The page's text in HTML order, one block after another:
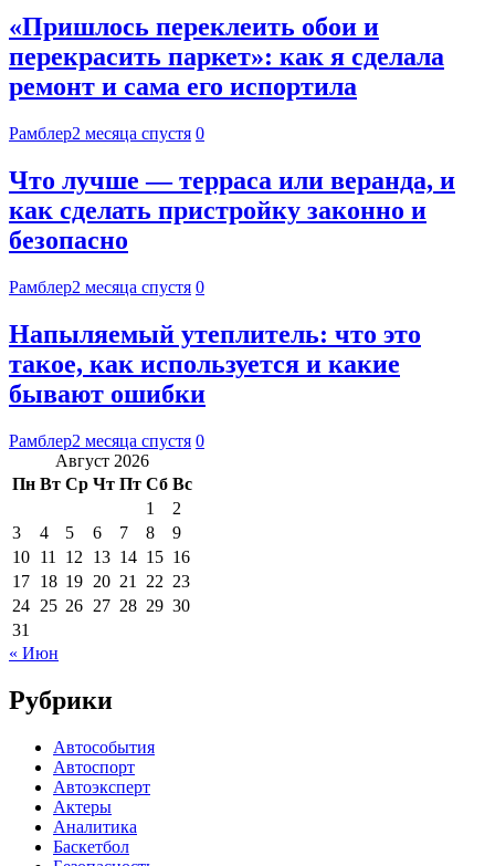
«Пришлось переклеить обои и
перекрасить паркет»: как я сделала
ремонт и сама его испортила
Рамблер2 месяца спустя 0
Что лучше — терраса или веранда, и
как сделать пристройку законно и
безопасно
Рамблер2 месяца спустя 0
Напыляемый утеплитель: что это
такое, как используется и какие
бывают ошибки
Рамблер2 месяца спустя 0
Август 2026
Пн Вт Ср Чт Пт Сб Вс
1
2
3
4 5 6 7 8
9
10 11 12 13 14 15 16
17 18 19 20 21 22 23
24 25 26 27 28 29 30
31
« Июн
Рубрики
Автособытия
Автоспорт
Автоэксперт
Актеры
Аналитика
Баскетбол